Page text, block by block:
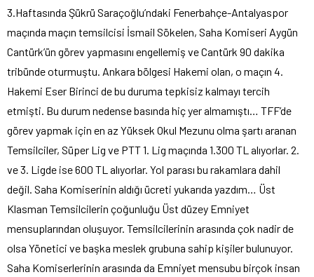
3.Haftasında Şükrü Saraçoğlu’ndaki Fenerbahçe-Antalyaspor
maçında maçın temsilcisi İsmail Sökelen, Saha Komiseri Aygün
Cantürk’ün görev yapmasını engellemiş ve Cantürk 90 dakika
tribünde oturmuştu. Ankara bölgesi Hakemi olan, o maçın 4.
Hakemi Eser Birinci de bu duruma tepkisiz kalmayı tercih
etmişti. Bu durum nedense basında hiç yer almamıştı… TFF’de
görev yapmak için en az Yüksek Okul Mezunu olma şartı aranan
Temsilciler, Süper Lig ve PTT 1. Lig maçında 1.300 TL alıyorlar. 2.
ve 3. Ligde ise 600 TL alıyorlar. Yol parası bu rakamlara dahil
değil. Saha Komiserinin aldığı ücreti yukarıda yazdım… Üst
Klasman Temsilcilerin çoğunluğu Üst düzey Emniyet
mensuplarından oluşuyor. Temsilcilerinin arasında çok nadir de
olsa Yönetici ve başka meslek grubuna sahip kişiler bulunuyor.
Saha Komiserlerinin arasında da Emniyet mensubu birçok insan